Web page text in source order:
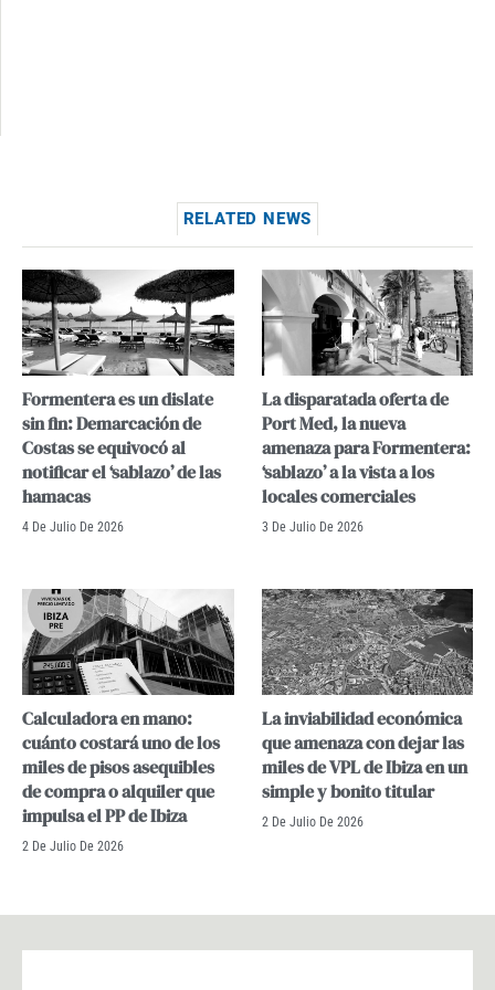
RELATED NEWS
Formentera es un dislate
sin fin: Demarcación de
Costas se equivocó al
notificar el ‘sablazo’ de las
hamacas
4 De Julio De 2026
La disparatada oferta de
Port Med, la nueva
amenaza para Formentera:
‘sablazo’ a la vista a los
locales comerciales
3 De Julio De 2026
Calculadora en mano:
cuánto costará uno de los
miles de pisos asequibles
de compra o alquiler que
impulsa el PP de Ibiza
2 De Julio De 2026
La inviabilidad económica
que amenaza con dejar las
miles de VPL de Ibiza en un
simple y bonito titular
2 De Julio De 2026